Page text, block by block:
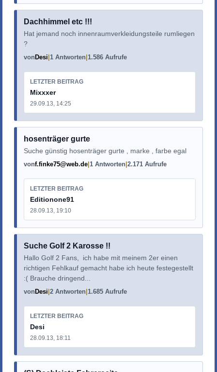
Dachhimmel etc !!!
Hat jemand noch innenraumverkleidungsteile rumliegen
?
von Desi 1 Antworten 1.586 Aufrufe
LETZTER BEITRAG
Mixxxer
29.09.13, 14:25
hosenträger gurte
Suche günstig hosenträger gurte , marke , farbe egal
vonf.finke75@web.de 1 Antworten 2.171 Aufrufe
LETZTER BEITRAG
Editionone91
28.09.13, 19:10
Suche Golf 2 Karosse !!
Hallo Golf 2 Fans, ich habe mit meinem 2er einen
richtigen Fehlkauf gemacht habe ich heute festegestellt
:( Brauche dringend...
von Desi 2 Antworten 1.685 Aufrufe
LETZTER BEITRAG
Desi
28.09.13, 18:11